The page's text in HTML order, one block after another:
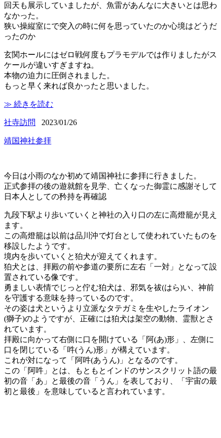
回天も展示していましたが、魚雷があんなに大きいとは思わ
なかった。
狭い操縦室にで突入の時に何を思っていたのか心境はどうだ
ったのか
玄関ホールにはゼロ戦何度もプラモデルでは作りましたがス
ケールが違いすぎますね。
本物の迫力に圧倒されました。
もっと早く来れば良かったと思いました。
≫ 続きを読む
社寺訪問 2023/01/26
靖国神社参拝
今日は小雨のなか初めて靖国神社に参拝に行きました。
正式参拝の後の遊就館を見学、亡くなった御霊に感謝そして
日本人としての矜持を再確認
九段下駅より歩いていくと神社の入り口の左に高燈籠が見え
ます。
この高燈籠は以前は品川沖で灯台として使われていたものを
移設したようです。
境内を歩いていくと狛犬が迎えてくれます。
狛犬とは、拝殿の前や参道の要所に左右「一対」となって設
置されている像です。
勇ましい表情でじっと佇む狛犬は、邪気を祓(はら)い、神前
を守護する意味を持っているのです。
その姿は犬というより立派なタテガミを生やしたライオン
(獅子)のようですが、正確には狛犬は架空の動物、霊獣とさ
れています。
拝殿に向かって右側に口を開けている「阿(あ)形」、左側に
口を閉じている「吽(うん)形」が構えています。
これが対になって「阿吽(あうん)」となるのです。
この「阿吽」とは、もともとインドのサンスクリット語の最
初の音「あ」と最後の音「うん」を表しており、「宇宙の最
初と最後」を意味していると言われています。